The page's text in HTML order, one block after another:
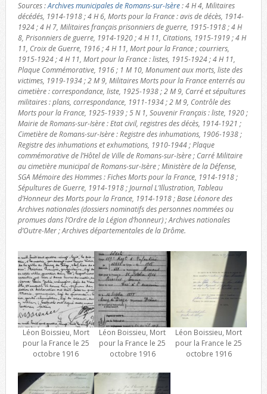
Sources :Archives municipales de Romans-sur-Isère: 4 H 4, Militaires
décédés, 1914-1918 ; 4 H 6, Morts pour la France : avis de décès, 1914-
1924 ; 4 H 7, Militaires français prisonniers de guerre, 1915-1918 ; 4 H
8, Prisonniers de guerre, 1914-1920 ; 4 H 11, Citations, 1915-1919 ; 4 H
11, Croix de Guerre, 1916 ; 4 H 11, Mort pour la France ; courriers,
1915-1924 ; 4 H 11, Mort pour la France : listes, 1915-1924 ; 4 H 11,
Plaque Commémorative, 1916 ; 1 M 10, Monument aux morts, liste des
victimes, 1919-1934 ; 2 M 9, Militaires Morts pour la France enterrés au
cimetière : correspondance, liste, 1925-1938 ; 2 M 9, Carré et sépultures
militaires : plans, correspondance, 1911-1934 ; 2 M 9, Contrôle des
Morts pour la France, 1925-1939 ; 5 N 1, Souvenir Français : liste, 1920 ;
Mairie de Romans-sur-Isère : Etat civil, registres des décès, 1914-1921 ;
Cimetière de Romans-sur-Isère : Registre des inhumations, 1906-1938 ;
Registre des inhumations et exhumations, 1910-1944 ; Plaque
commémorative de l’Hôtel de Ville de Romans-sur-Isère ; Carré Militaire
au cimetière municipal de Romans-sur-Isère ; Ministère de la Défense,
SGA Mémoire des Hommes : Fiches Morts pour la France, 1914-1918 ;
Sépultures de Guerre, 1914-1918 ; Journal L’Illustration, Tableau
d’Honneur des Morts pour la France, 1914-1918 ; Base Léonore des
Archives nationales (dossiers nominatifs des personnes nommées ou
promues dans l’Ordre de la Légion d’honneur) ; Archives nationales
d’Outre-Mer ; Archives départementales de la Drôme.
Léon Boissieu, Mort
pour la France le 25
octobre 1916
Léon Boissieu, Mort
pour la France le 25
octobre 1916
Léon Boissieu, Mort
pour la France le 25
octobre 1916